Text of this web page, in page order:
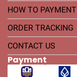
HOW TO PAYMENT
ORDER TRACKING
CONTACT US
Payment